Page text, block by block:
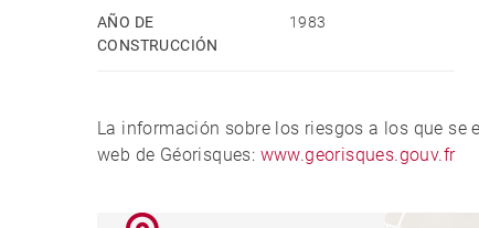
AÑO DE
CONSTRUCCIÓN
1983
La información sobre los riesgos a los que
web de Géorisques: www.georisques.gouv.fr